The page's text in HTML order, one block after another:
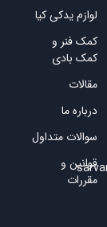
لوازم یدکی کیا
کمک فنر و
کمک بادی
مقالات
درباره ما
سوالات متداول
قوانین و
مقررات